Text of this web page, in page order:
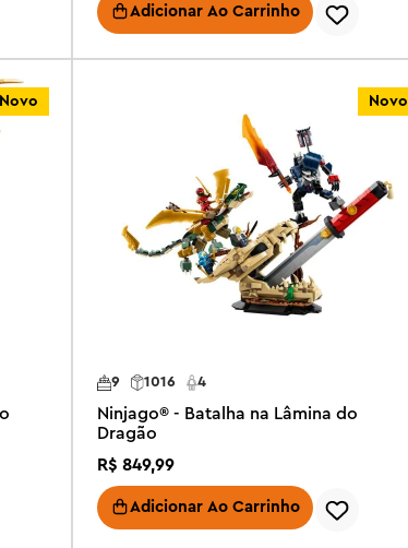
Adicionar Ao Carrinho
Novo Novo
4
9 1016
Ninjago® - Batalha na Lâmina do
Dragão
R$ 849,99
Adicionar Ao Carrinho